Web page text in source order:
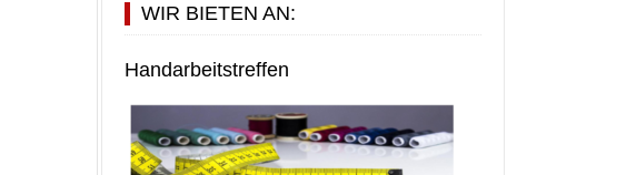
WIR BIETEN AN:
Handarbeitstreffen